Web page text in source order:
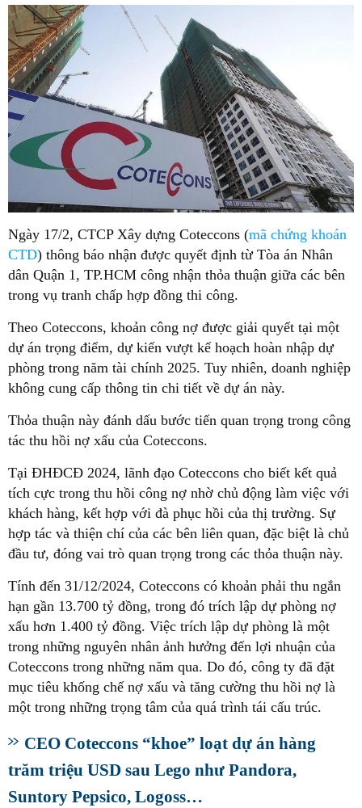
Ngày 17/2, CTCP Xây dựng Coteccons (mã chứng khoán
CTD) thông báo nhận được quyết định từ Tòa án Nhân
dân Quận 1, TP.HCM công nhận thỏa thuận giữa các bên
trong vụ tranh chấp hợp đồng thi công.
Theo Coteccons, khoản công nợ được giải quyết tại một
dự án trọng điểm, dự kiến vượt kế hoạch hoàn nhập dự
phòng trong năm tài chính 2025. Tuy nhiên, doanh nghiệp
không cung cấp thông tin chi tiết về dự án này.
Thỏa thuận này đánh dấu bước tiến quan trọng trong công
tác thu hồi nợ xấu của Coteccons.
Tại ĐHĐCĐ 2024, lãnh đạo Coteccons cho biết kết quả
tích cực trong thu hồi công nợ nhờ chủ động làm việc với
khách hàng, kết hợp với đà phục hồi của thị trường. Sự
hợp tác và thiện chí của các bên liên quan, đặc biệt là chủ
đầu tư, đóng vai trò quan trọng trong các thỏa thuận này.
Tính đến 31/12/2024, Coteccons có khoản phải thu ngắn
hạn gần 13.700 tỷ đồng, trong đó trích lập dự phòng nợ
xấu hơn 1.400 tỷ đồng. Việc trích lập dự phòng là một
trong những nguyên nhân ảnh hưởng đến lợi nhuận của
Coteccons trong những năm qua. Do đó, công ty đã đặt
mục tiêu khống chế nợ xấu và tăng cường thu hồi nợ là
một trong những trọng tâm của quá trình tái cấu trúc.
CEO Coteccons “khoe” loạt dự án hàng
trăm triệu USD sau Lego như Pandora,
Suntory Pepsico, Logoss…